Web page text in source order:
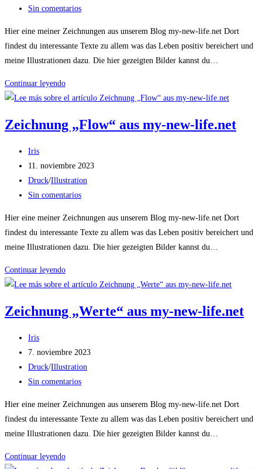
entrada:
la
de
Comentarios
Sin comentarios
Hier eine meiner Zeichnungen aus unserem Blog my-new-life.net Dort
findest du interessante Texte zu allem was das Leben positiv bereichert und
meine Illustrationen dazu. Die hier gezeigten Bilder kannst du…
Continuar leyendoZeichnung
„Glück
Alter“
new-
life.net
Zeichnung „Flow“ aus my-new-life.net
Autor
de
la
entrada:
Iris
Publicación
de
la
11. noviembre 2023
Categoría
de
Druck/Illustration
Comentarios
Sin comentarios
Hier eine meiner Zeichnungen aus unserem Blog my-new-life.net Dort
findest du interessante Texte zu allem was das Leben positiv bereichert und
meine Illustrationen dazu. Die hier gezeigten Bilder kannst du…
Continuar leyendoZeichnung
„Flow“
my-
Zeichnung „Werte“ aus my-new-life.net
Autor
de
la
entrada:
Iris
Publicación
de
la
7. noviembre 2023
Categoría
de
Druck/Illustration
Comentarios
Sin comentarios
Hier eine meiner Zeichnungen aus unserem Blog my-new-life.net Dort
findest du interessante Texte zu allem was das Leben positiv bereichert und
meine Illustrationen dazu. Die hier gezeigten Bilder kannst du…
Continuar leyendoZeichnung